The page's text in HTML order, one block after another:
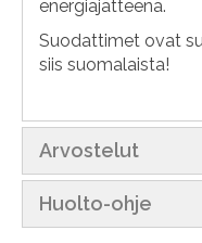
energiajätteenä.
Suodattimet ovat
siis suomalaista!
Arvostelut
Huolto-ohje